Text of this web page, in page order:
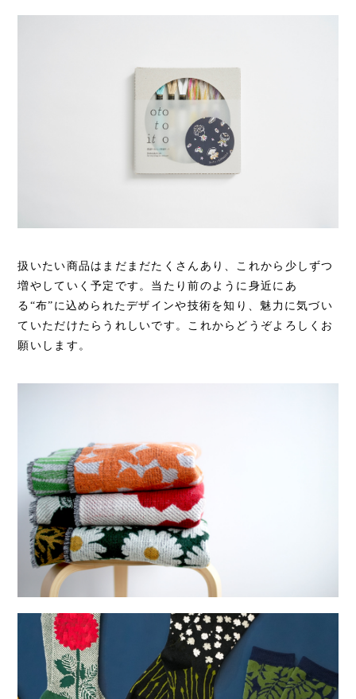
扱いたい商品はまだまだたくさんあり、これから少しずつ
増やしていく予定です。当たり前のように身近にあ
る“布”に込められたデザインや技術を知り、魅力に気づい
ていただけたらうれしいです。これからどうぞよろしくお
願いします。